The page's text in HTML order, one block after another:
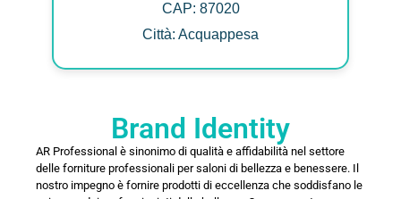
CAP: 87020
Città: Acquappesa
Brand Identity
AR Professional è sinonimo di qualità e affidabilità nel settore
delle forniture professionali per saloni di bellezza e benessere. Il
nostro impegno è fornire prodotti di eccellenza che soddisfano le